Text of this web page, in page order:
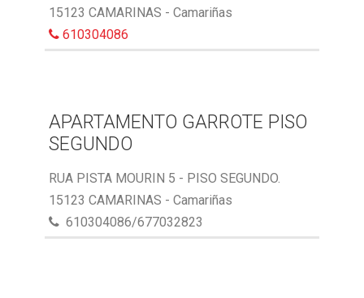
15123 CAMARINAS - Camariñas
610304086
APARTAMENTO GARROTE PISO
SEGUNDO
RUA PISTA MOURIN 5 - PISO SEGUNDO.
15123 CAMARINAS - Camariñas
610304086/677032823